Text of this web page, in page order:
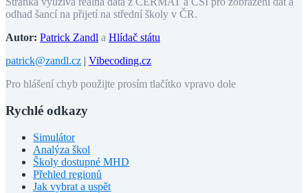
odhad šancí na přijetí na střední školy v ČR.
Autor: Patrick Zandl a Hlídač státu
patrick@zandl.cz | Vibecoding.cz
Pro hlášení chyb použijte prosím tlačítko vpravo dole
Rychlé odkazy
Simulátor
Analýza škol
Školy dostupné MHD
Přehled regionů
Jak vybrat a uspět